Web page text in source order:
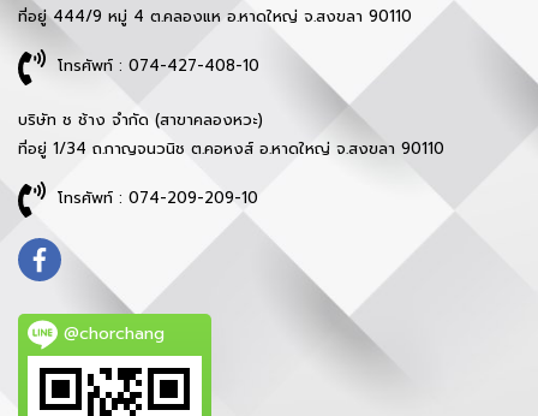
ที่อยู่ 444/9 หมู่ 4 ต.คลองแห อ.หาดใหญ่ จ.สงขลา 90110
โทรศัพท์ : 074-427-408-10
บริษัท ช ช้าง จำกัด (สาขาคลองหวะ)
ที่อยู่ 1/34 ถ.กาญจนวนิช ต.คอหงส์ อ.หาดใหญ่ จ.สงขลา 90110
โทรศัพท์ : 074-209-209-10
@chorchang